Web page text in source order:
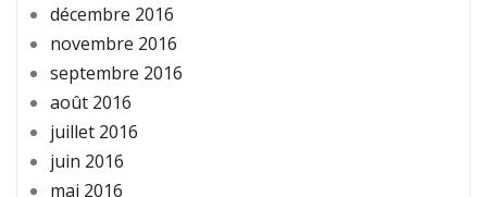
décembre 2016
novembre 2016
septembre 2016
août 2016
juillet 2016
juin 2016
mai 2016